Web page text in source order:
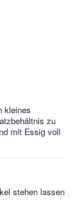
kleines
zu
mit Essig voll
stehen lassen